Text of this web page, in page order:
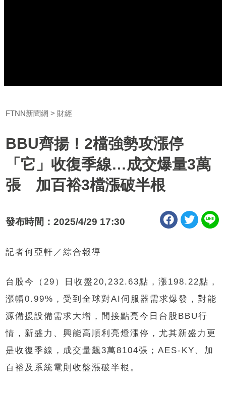
FTNN新聞網 財經
BBU齊揚！2檔強勢攻漲停
「它」收復季線…成交爆量3萬
張 加百裕3檔漲破半根
發布時間：2025/4/29 17:30
記者何亞軒／綜合報導
台股今（29）日收盤20,232.63點，漲198.22點，
漲幅0.99%，受到全球對AI伺服器需求爆發，對能
源備援設備需求大增，間接點亮今日台股BBU行
情，新盛力、興能高順利亮燈漲停，尤其新盛力更
是收復季線，成交量飆3萬8104張；AES-KY、加
百裕及系統電則收盤漲破半根。